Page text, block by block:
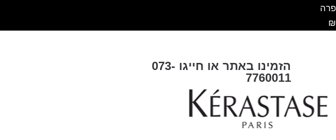
הזמינו באתר או חייגו 073-
7760011